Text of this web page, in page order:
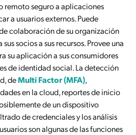
remoto seguro a aplicaciones
a usuarios externos. Puede
colaboración de su organización
socios a sus recursos. Provee una
su aplicación a sus consumidores
de identidad social. La detección
deMulti Factor (MFA),
en la cloud, reportes de inicio
de un dispositivo
de credenciales y los análisis
son algunas de las funciones